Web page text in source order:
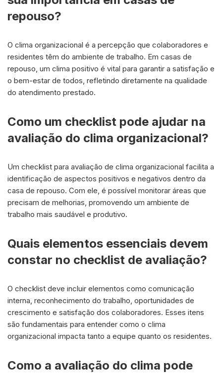
repouso?
O clima organizacional é a percepção que colaboradores e
residentes têm do ambiente de trabalho. Em casas de
repouso, um clima positivo é vital para garantir a satisfação e
o bem-estar de todos, refletindo diretamente na qualidade
do atendimento prestado.
Como um checklist pode ajudar na
avaliação do clima organizacional?
Um checklist para avaliação de clima organizacional facilita a
identificação de aspectos positivos e negativos dentro da
casa de repouso. Com ele, é possível monitorar áreas que
precisam de melhorias, promovendo um ambiente de
trabalho mais saudável e produtivo.
Quais elementos essenciais devem
constar no checklist de avaliação?
O checklist deve incluir elementos como comunicação
interna, reconhecimento do trabalho, oportunidades de
crescimento e satisfação dos colaboradores. Esses itens
são fundamentais para entender como o clima
organizacional impacta tanto a equipe quanto os residentes.
Como a avaliação do clima pode